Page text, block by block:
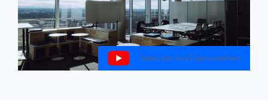
Video bei YouTube ansehen